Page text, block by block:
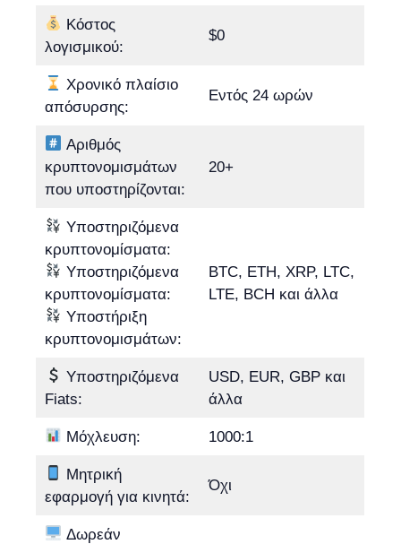
Κόστος
λογισμικού:
$0
Χρονικό πλαίσιο
απόσυρσης:
Εντός 24 ωρών
Αριθμός
κρυπτονομισμάτων
που υποστηρίζονται:
20+
Υποστηριζόμενα
κρυπτονομίσματα:
Υποστηριζόμενα
κρυπτονομίσματα:
Υποστήριξη
κρυπτονομισμάτων:
BTC, ETH, XRP, LTC,
LTE, BCH και άλλα
Υποστηριζόμενα
Fiats:
USD, EUR, GBP και
άλλα
Μόχλευση: 1000:1
Μητρική
εφαρμογή για κινητά:
Όχι
Δωρεάν